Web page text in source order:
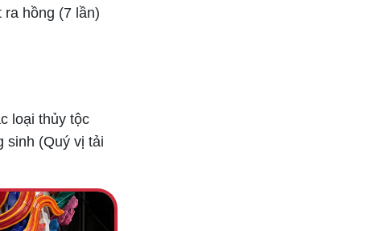
ra hồng (7 lần)
loại thủy tộc
sinh (Quý vị tải